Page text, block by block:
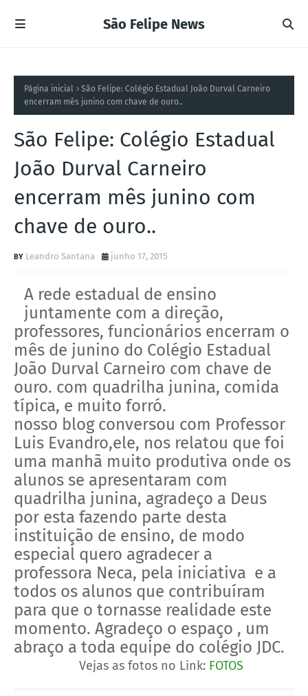
São Felipe News
Página inicial
São Felipe: Colégio Estadual João Durval Carneiro
encerram mês junino com chave de ouro..
São Felipe: Colégio Estadual
João Durval Carneiro
encerram mês junino com
chave de ouro..
Leandro Santana junho 17, 2015
A rede estadual de ensino
juntamente com a direção,
professores, funcionários encerram o
mês de junino do Colégio Estadual
João Durval Carneiro com chave de
ouro. com quadrilha junina, comida
típica, e muito forró.
nosso blog conversou com Professor
Luis Evandro,ele, nos relatou que foi
uma manhã muito produtiva onde os
alunos se apresentaram com
quadrilha junina, agradeço a Deus
por esta fazendo parte desta
instituição de ensino, de modo
especial quero agradecer a
professora Neca, pela iniciativa e a
todos os alunos que contribuíram
para que o tornasse realidade este
momento. Agradeço o espaço , um
abraço a toda equipe do colégio JDC.
Vejas as fotos no Link: FOTOS